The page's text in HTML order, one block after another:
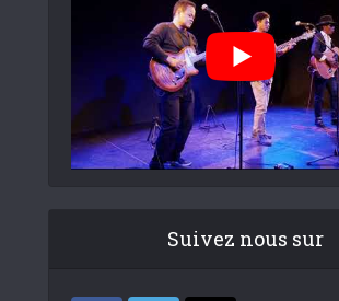
Suivez nous sur